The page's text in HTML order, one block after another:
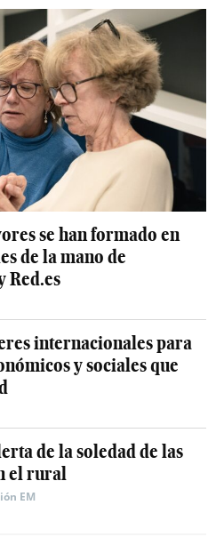
se han formado en
de la mano de
Red.es
internacionales para
y sociales que
de la soledad de las
el rural
EM